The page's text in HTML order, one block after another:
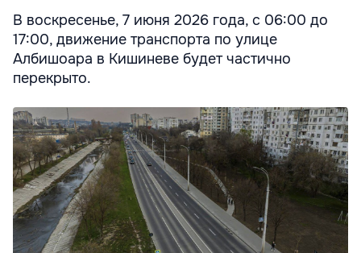
В воскресенье, 7 июня 2026 года, с 06:00 до
17:00, движение транспорта по улице
Албишоара в Кишиневе будет частично
перекрыто.